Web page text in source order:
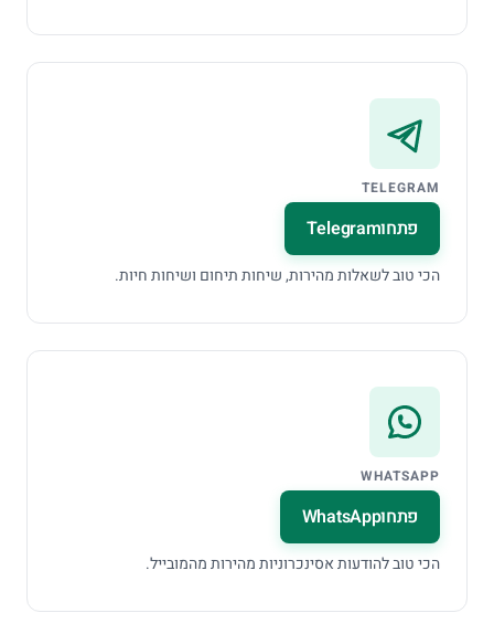
TELEGRAM
פתחוTelegram
הכי טוב לשאלות מהירות, שיחות תיחום ושיחות חיות.
WHATSAPP
פתחוWhatsApp
הכי טוב להודעות אסינכרוניות מהירות מהמובייל.